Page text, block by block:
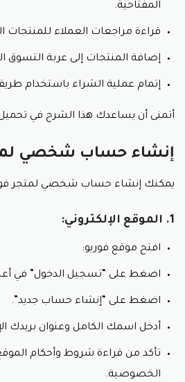
المفتاحية.
قراءة مراجعات العملاء للمنتجات
إضافة المنتجات إلى عربة التسوق
إتمام عملية الشراء باستخدام
أتمنى أن يساعدك هذا الشرح في
إنشاء حساب شخصي
يمكنك إنشاء حساب شخصي لمتجر
1. الموقع الإلكتروني:
افتح موقع فوريو:
اضغط على “تسجيل الدخول” في
اضغط على “إنشاء حساب جديد”.
أدخل اسمك الكامل وعنوان بريدك
تأكد من قراءة شروط وأحكام
الخصوصية.